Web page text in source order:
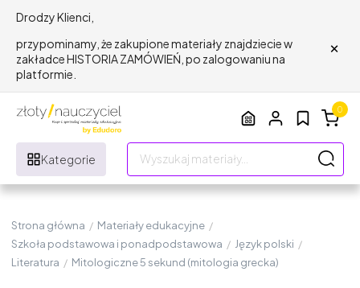
Drodzy Klienci,
przypominamy, że zakupione materiały znajdziecie w
zakładce HISTORIA ZAMÓWIEŃ, po zalogowaniu na
platformie.
×
Kategorie
0
Strona główna / Materiały edukacyjne /
Szkoła podstawowa i ponadpodstawowa / Język polski /
Literatura / Mitologiczne 5 sekund (mitologia grecka)